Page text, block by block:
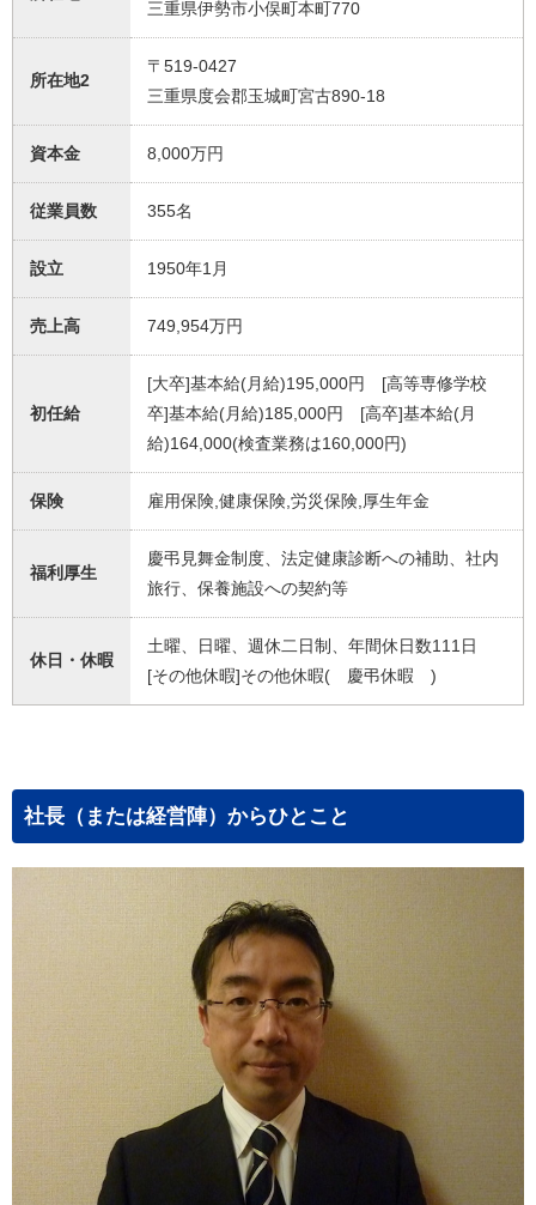
三重県伊勢市小俣町本町770
所在地2
〒519-0427
三重県度会郡玉城町宮古890-18
資本金 8,000万円
従業員数 355名
設立 1950年1月
売上高 749,954万円
初任給
[大卒]基本給(月給)195,000円 [高等専修学校
卒]基本給(月給)185,000円 [高卒]基本給(月
給)164,000(検査業務は160,000円)
保険 雇用保険,健康保険,労災保険,厚生年金
福利厚生
慶弔見舞金制度、法定健康診断への補助、社内
旅行、保養施設への契約等
休日・休暇
土曜、日曜、週休二日制、年間休日数111日
[その他休暇]その他休暇( 慶弔休暇 )
社長（または経営陣）からひとこと